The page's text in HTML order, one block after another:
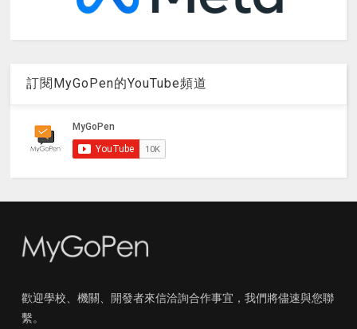
訂閱MyGoPen的YouTube頻道
歡迎學校、機關、開發者來信洽詢合作事宜，我們將儘速與您聯
繫。